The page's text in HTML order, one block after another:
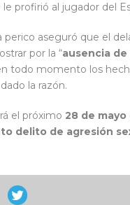
profirió al jugador del
perico aseguró que el
por la “ausencia
todo momento los
la razón.
el próximo 28 de mayo
delito de agresión